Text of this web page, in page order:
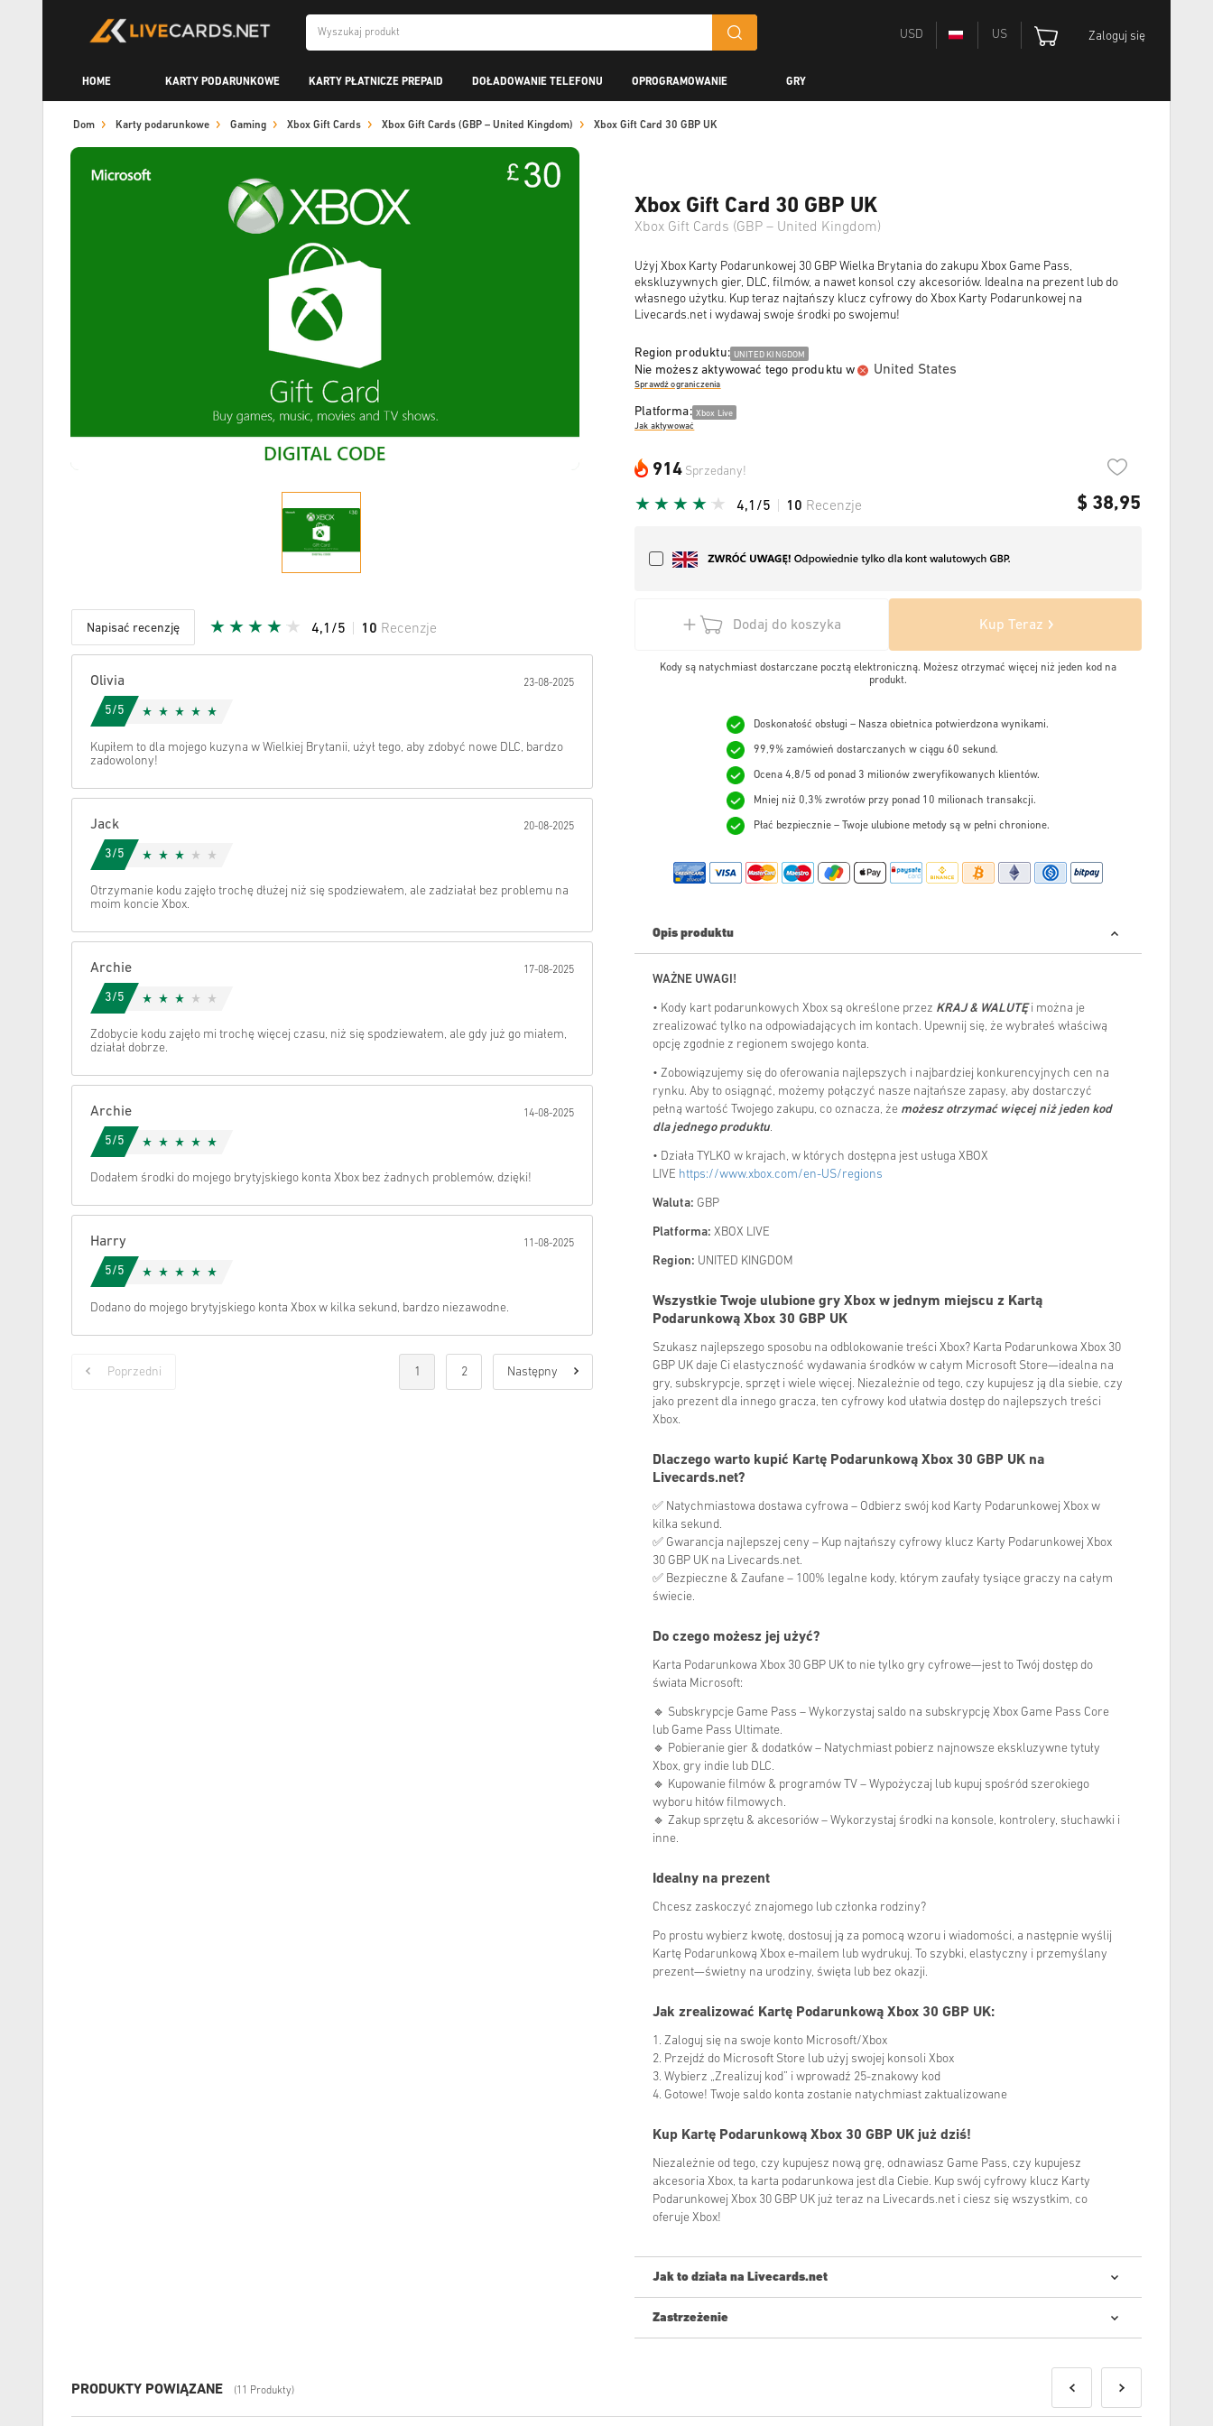
USD US Zaloguj się
HOME KARTY PODARUNKOWE KARTY PŁATNICZE PREPAID DOŁADOWANIE TELEFONU OPROGRAMOWANIE GRY
Dom Karty podarunkowe Gaming Xbox Gift Cards Xbox Gift Cards (GBP – United Kingdom) Xbox Gift Card 30 GBP UK
Napisać recenzję 4,1/5 10 Recenzje
Anuluj
Olivia 23-08-2025
5/5
Kupiłem to dla mojego kuzyna w Wielkiej Brytanii, użył tego, aby zdobyć nowe DLC, bardzo
zadowolony!
Jack 20-08-2025
3/5
Otrzymanie kodu zajęło trochę dłużej niż się spodziewałem, ale zadziałał bez problemu na
moim koncie Xbox.
Archie 17-08-2025
3/5
Zdobycie kodu zajęło mi trochę więcej czasu, niż się spodziewałem, ale gdy już go miałem,
działał dobrze.
Archie 14-08-2025
5/5
Dodałem środki do mojego brytyjskiego konta Xbox bez żadnych problemów, dzięki!
Harry 11-08-2025
5/5
Dodano do mojego brytyjskiego konta Xbox w kilka sekund, bardzo niezawodne.
Poprzedni 1 2 Następny
Xbox Gift Card 30 GBP UK
Xbox Gift Cards (GBP – United Kingdom)
Użyj Xbox Karty Podarunkowej 30 GBP Wielka Brytania do zakupu Xbox Game Pass,
ekskluzywnych gier, DLC, filmów, a nawet konsol czy akcesoriów. Idealna na prezent lub do
własnego użytku. Kup teraz najtańszy klucz cyfrowy do Xbox Karty Podarunkowej na
Livecards.net i wydawaj swoje środki po swojemu!
Region produktu: UNITED KINGDOM
Nie możesz aktywować tego produktu w United States
Sprawdź ograniczenia
Platforma: Xbox Live
Jak aktywować
914 Sprzedany!
$ 38,95
4,1/5 10 Recenzje
Dodaj do koszyka Kup Teraz
Kody są natychmiast dostarczane pocztą elektroniczną. Możesz otrzymać więcej niż jeden kod na
produkt.
Doskonałość obsługi – Nasza obietnica potwierdzona wynikami.
99,9% zamówień dostarczanych w ciągu 60 sekund.
Ocena 4,8/5 od ponad 3 milionów zweryfikowanych klientów.
Mniej niż 0,3% zwrotów przy ponad 10 milionach transakcji.
Płać bezpiecznie – Twoje ulubione metody są w pełni chronione.
Opis produktu
WAŻNE UWAGI!
• Kody kart podarunkowych Xbox są określone przez KRAJ & WALUTĘi można je
zrealizować tylko na odpowiadających im kontach. Upewnij się, że wybrałeś właściwą
opcję zgodnie z regionem swojego konta.
• Zobowiązujemy się do oferowania najlepszych i najbardziej konkurencyjnych cen na
rynku. Aby to osiągnąć, możemy połączyć nasze najtańsze zapasy, aby dostarczyć
pełną wartość Twojego zakupu, co oznacza, że możesz otrzymać więcej niż jeden kod
dla jednego produktu.
• Działa TYLKO w krajach, w których dostępna jest usługa XBOX
LIVE https://www.xbox.com/en-US/regions
Waluta: GBP
Platforma: XBOX LIVE
Region: UNITED KINGDOM
Wszystkie Twoje ulubione gry Xbox w jednym miejscu z Kartą
Podarunkową Xbox 30 GBP UK
Szukasz najlepszego sposobu na odblokowanie treści Xbox? Karta Podarunkowa Xbox 30
GBP UK daje Ci elastyczność wydawania środków w całym Microsoft Store—idealna na
gry, subskrypcje, sprzęt i wiele więcej. Niezależnie od tego, czy kupujesz ją dla siebie, czy
jako prezent dla innego gracza, ten cyfrowy kod ułatwia dostęp do najlepszych treści
Xbox.
Dlaczego warto kupić Kartę Podarunkową Xbox 30 GBP UK na
Livecards.net?
✅ Natychmiastowa dostawa cyfrowa – Odbierz swój kod Karty Podarunkowej Xbox w
kilka sekund.
✅ Gwarancja najlepszej ceny – Kup najtańszy cyfrowy klucz Karty Podarunkowej Xbox
30 GBP UK na Livecards.net.
✅ Bezpieczne & Zaufane – 100% legalne kody, którym zaufały tysiące graczy na całym
świecie.
Do czego możesz jej użyć?
Karta Podarunkowa Xbox 30 GBP UK to nie tylko gry cyfrowe—jest to Twój dostęp do
świata Microsoft:
🔹 Subskrypcje Game Pass – Wykorzystaj saldo na subskrypcję Xbox Game Pass Core
lub Game Pass Ultimate.
🔹 Pobieranie gier & dodatków – Natychmiast pobierz najnowsze ekskluzywne tytuły
Xbox, gry indie lub DLC.
🔹 Kupowanie filmów & programów TV – Wypożyczaj lub kupuj spośród szerokiego
wyboru hitów filmowych.
🔹 Zakup sprzętu & akcesoriów – Wykorzystaj środki na konsole, kontrolery, słuchawki i
inne.
Idealny na prezent
Chcesz zaskoczyć znajomego lub członka rodziny?
Po prostu wybierz kwotę, dostosuj ją za pomocą wzoru i wiadomości, a następnie wyślij
Kartę Podarunkową Xbox e-mailem lub wydrukuj. To szybki, elastyczny i przemyślany
prezent—świetny na urodziny, święta lub bez okazji.
Jak zrealizować Kartę Podarunkową Xbox 30 GBP UK:
1. Zaloguj się na swoje konto Microsoft/Xbox
2. Przejdź do Microsoft Store lub użyj swojej konsoli Xbox
3. Wybierz „Zrealizuj kod” i wprowadź 25-znakowy kod
4. Gotowe! Twoje saldo konta zostanie natychmiast zaktualizowane
Kup Kartę Podarunkową Xbox 30 GBP UK już dziś!
Niezależnie od tego, czy kupujesz nową grę, odnawiasz Game Pass, czy kupujesz
akcesoria Xbox, ta karta podarunkowa jest dla Ciebie. Kup swój cyfrowy klucz Karty
Podarunkowej Xbox 30 GBP UK już teraz na Livecards.net i ciesz się wszystkim, co
oferuje Xbox!
Jak to działa na Livecards.net
Nowy na Livecards.net? Kupowanie kodów cyfrowych jest szybkie i proste:
Zastrzeżenie
Zakupy uznane za przeznaczone do użytku komercyjnego nie będą akceptowane.
PRODUKTY POWIĄZANE (11 Produkty)